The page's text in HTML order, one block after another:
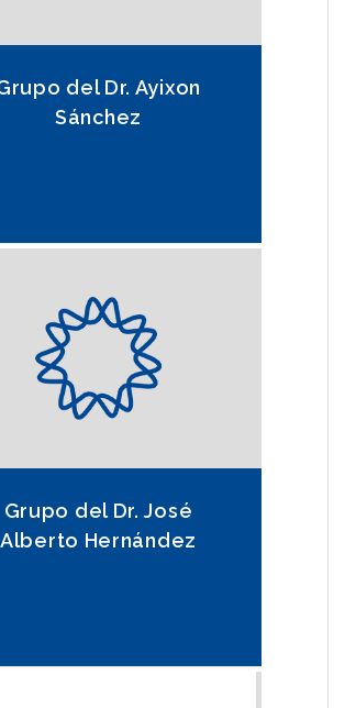
del Dr. Ayixon
Sánchez
Grupo del Dr. José
Alberto Hernández